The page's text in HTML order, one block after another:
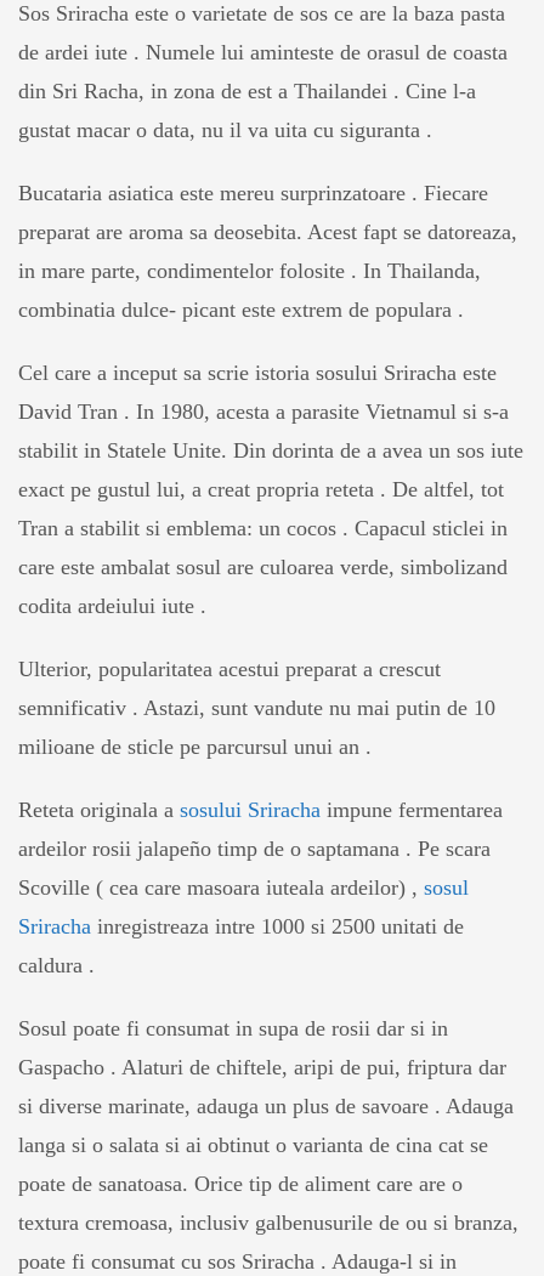
Sos Sriracha este o varietate de sos ce are la baza pasta
de ardei iute . Numele lui aminteste de orasul de coasta
din Sri Racha, in zona de est a Thailandei . Cine l-a
gustat macar o data, nu il va uita cu siguranta .
Bucataria asiatica este mereu surprinzatoare . Fiecare
preparat are aroma sa deosebita. Acest fapt se datoreaza,
in mare parte, condimentelor folosite . In Thailanda,
combinatia dulce- picant este extrem de populara .
Cel care a inceput sa scrie istoria sosului Sriracha este
David Tran . In 1980, acesta a parasite Vietnamul si s-a
stabilit in Statele Unite. Din dorinta de a avea un sos iute
exact pe gustul lui, a creat propria reteta . De altfel, tot
Tran a stabilit si emblema: un cocos . Capacul sticlei in
care este ambalat sosul are culoarea verde, simbolizand
codita ardeiului iute .
Ulterior, popularitatea acestui preparat a crescut
semnificativ . Astazi, sunt vandute nu mai putin de 10
milioane de sticle pe parcursul unui an .
Reteta originala a sosului Sriracha impune fermentarea
ardeilor rosii jalapeño timp de o saptamana . Pe scara
Scoville ( cea care masoara iuteala ardeilor) , sosul
Sriracha inregistreaza intre 1000 si 2500 unitati de
caldura .
Sosul poate fi consumat in supa de rosii dar si in
Gaspacho . Alaturi de chiftele, aripi de pui, friptura dar
si diverse marinate, adauga un plus de savoare . Adauga
langa si o salata si ai obtinut o varianta de cina cat se
poate de sanatoasa. Orice tip de aliment care are o
textura cremoasa, inclusiv galbenusurile de ou si branza,
poate fi consumat cu sos Sriracha . Adauga-l si in